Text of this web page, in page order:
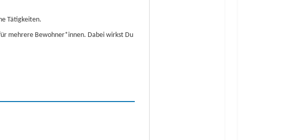
Tätigkeiten.
mehrere Bewohner*innen. Dabei wirkst Du